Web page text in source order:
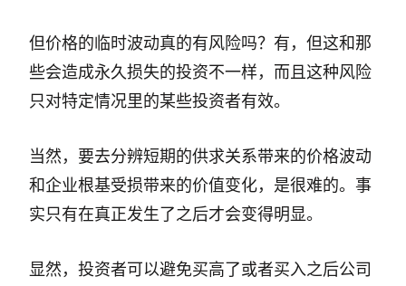
但价格的临时波动真的有风险吗？有，但这和那
些会造成永久损失的投资不一样，而且这种风险
只对特定情况里的某些投资者有效。
当然，要去分辨短期的供求关系带来的价格波动
和企业根基受损带来的价值变化，是很难的。事
实只有在真正发生了之后才会变得明显。
显然，投资者可以避免买高了或者买入之后公司